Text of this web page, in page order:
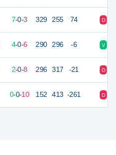
7-0-3 329 255 74 D
4-0-6 290 296 -6 V
2-0-8 296 317 -21 D
0-0-10 152 413 -261 D